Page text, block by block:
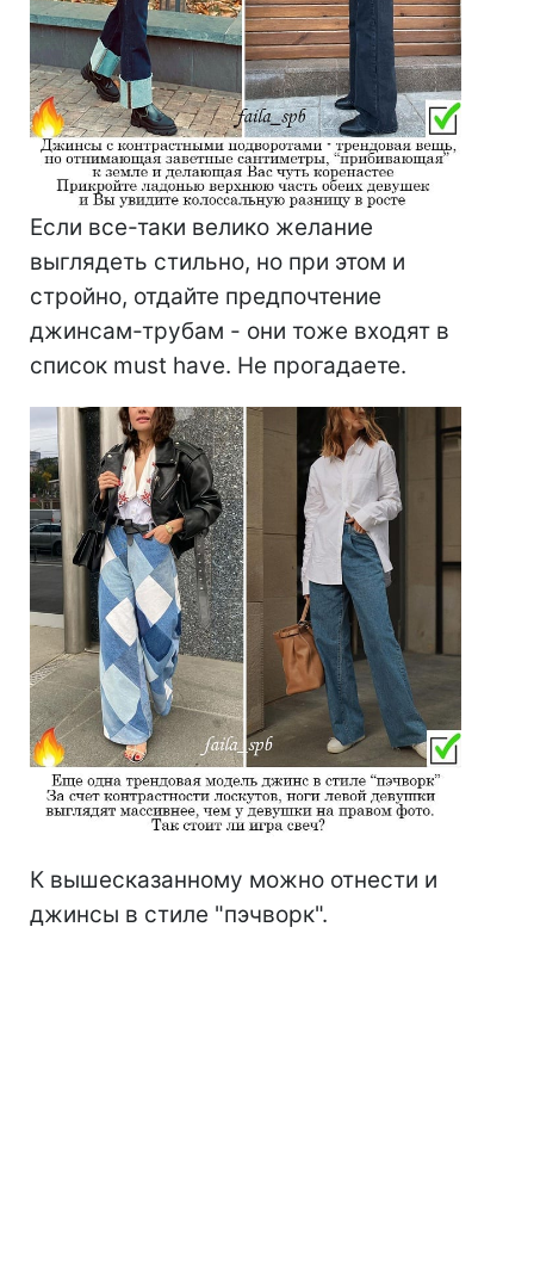
Если все-таки велико желание
выглядеть стильно, но при этом и
стройно, отдайте предпочтение
джинсам-трубам - они тоже входят в
список must have. Не прогадаете.
К вышесказанному можно отнести и
джинсы в стиле "пэчворк".